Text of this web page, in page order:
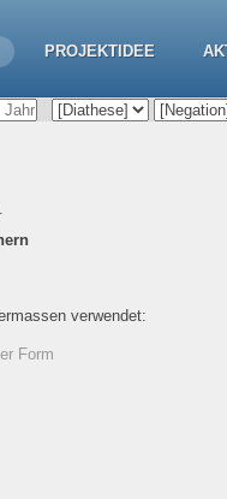
PROJEKTIDEE
verwendet:
Form